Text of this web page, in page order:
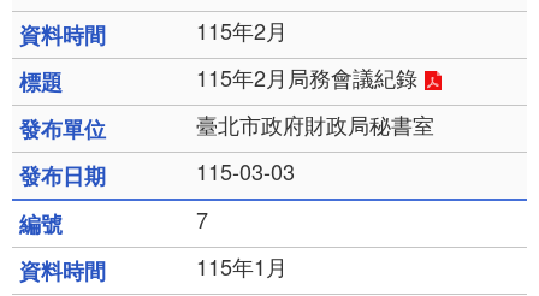
115年2月
115年2月局務會議紀錄
臺北市政府財政局秘書室
115-03-03
7
115年1月